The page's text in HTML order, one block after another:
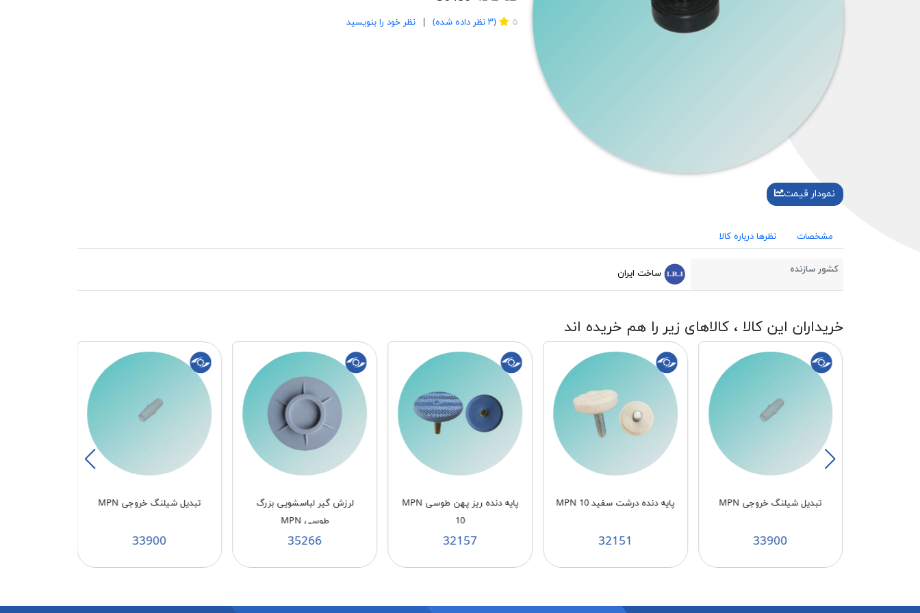
نمودار قیمت
۵ (۳ نظر داده شده) نظر خود را بنویسید
مشخصات نظرها درباره کالا
کشور سازنده ساخت ایران
خریداران این کالا ، کالاهای زیر را هم خریده اند
تبدیل شیلنگ خروجی MPN
33900
پایه دنده درشت سفید MPN 10
32151
پایه دنده ریز پهن طوسی MPN
10
32157
لرزش گیر لباسشویی بزرگ
طوسی MPN
35266
تبدیل شیلنگ خروجی MPN
33900